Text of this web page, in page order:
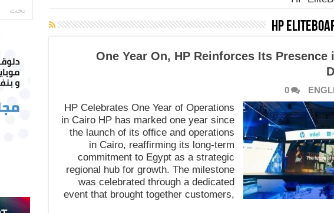
HP
One Year On, HP Reinforces Its Presence
0
HP Celebrates One Year of Operations
in Cairo HP has marked one year since
the launch of its office and operations
in Cairo, reaffirming its long-term
commitment to Egypt as a strategic
regional hub for growth. The milestone
was celebrated through a dedicated
event that brought together customers,